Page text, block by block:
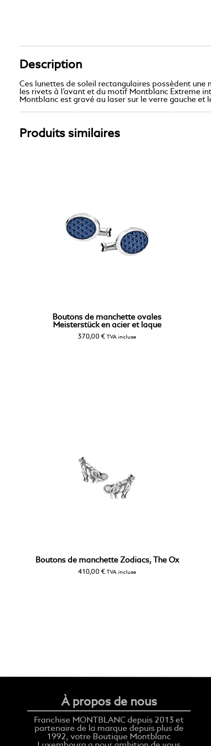
Description
Ces lunettes de soleil rectangulaires possèdent
les rivets à l’avant et du motif Montblanc Extreme
Montblanc est gravé au laser sur le verre gauche
Produits similaires
Boutons de manchette ovales
Meisterstück en acier et laque
370,00 € TVA incluse
Boutons de manchette Zodiacs, The Ox
410,00 € TVA incluse
À propos de nous
Franchise MONTBLANC depuis 2013 et
partenaire de la marque depuis plus de
1992, votre Boutique Montblanc